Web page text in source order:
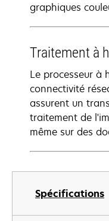
Spécifications
graphiques
Traitement à
Le processeur à
connectivité
assurent un
traitement de
même sur des